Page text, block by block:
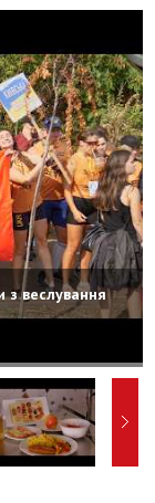
з веслування